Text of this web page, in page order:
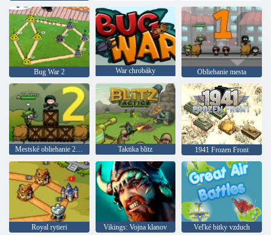
Bug War 2 War chrobáky Obliehanie mesta
Taktika blitz 1941 Frozen Front
Royal rytieri Vikings: Vojna klanov Veľké bitky vzduch